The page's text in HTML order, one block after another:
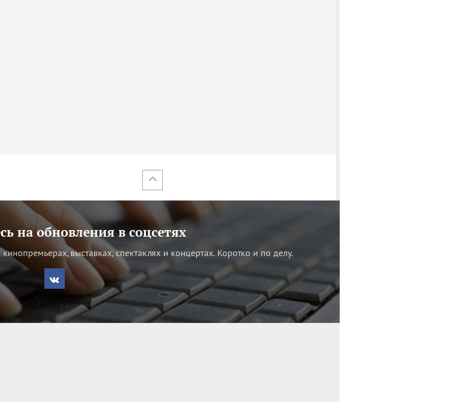
на обновления в соцсетях
выставках, спектаклях и концертах. Коротко и по делу.